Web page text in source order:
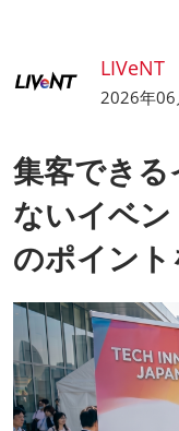
LIVeNT
2026年06
集客できる
ないイベ
のポイン